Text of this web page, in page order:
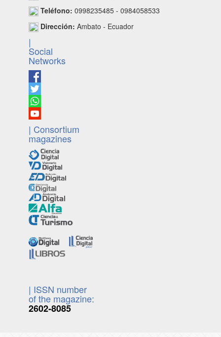
Teléfono: 0998235485 - 0984058533
Dirección: Ambato - Ecuador
|
Social
Networks
| Consortium
magazines
| ISSN number
of the magazine:
2602-8085